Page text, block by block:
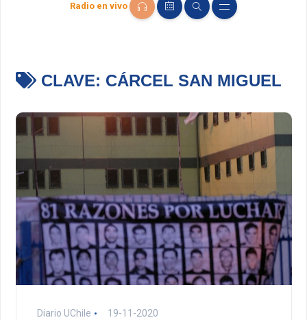
Radio en vivo
CLAVE: CÁRCEL SAN MIGUEL
Diario UChile 19-11-2020